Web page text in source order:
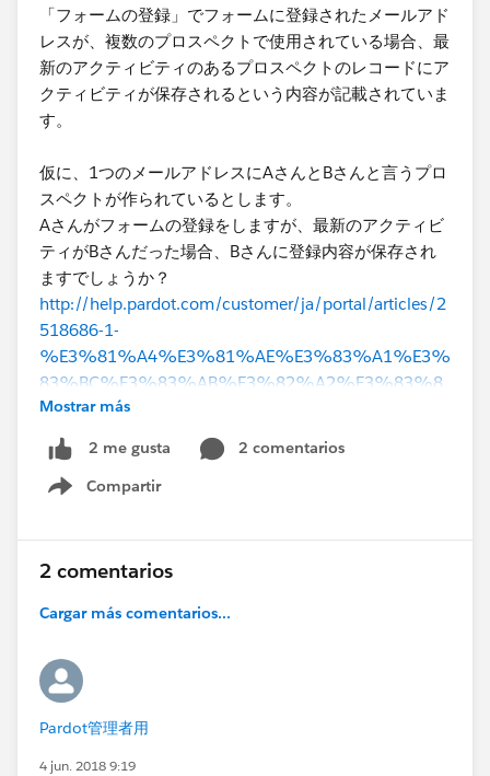
「フォームの登録」でフォームに登録されたメールアド
レスが、複数のプロスペクトで使用されている場合、最
新のアクティビティのあるプロスペクトのレコードにア
クティビティが保存されるという内容が記載されていま
す。
仮に、1つのメールアドレスにAさんとBさんと言うプロ
スペクトが作られているとします。
Aさんがフォームの登録をしますが、最新のアクティビ
ティがBさんだった場合、Bさんに登録内容が保存され
ますでしょうか？
http://help.pardot.com/customer/ja/portal/articles/2
518686-1-
%E3%81%A4%E3%81%AE%E3%83%A1%E3%
83%BC%E3%83%AB%E3%82%A2%E3%83%8
9%E3%83%AC%E3%82%B9%E3%81%AB%E5
%AF%BE%E3%81%97%E3%81%A6%E8%A4%
87%E6%95%B0%E3%81%AE%E3%83%97%E3
%83%AD%E3%82%B9%E3%83%9A%E3%82
E5%8A%B9%E5%8C%96
Mostrar más
2 me gusta
2 comentarios
Compartir
Show menu
2 comentarios
Cargar más comentarios...
Pardot管理者用
4 jun. 2018 9:19